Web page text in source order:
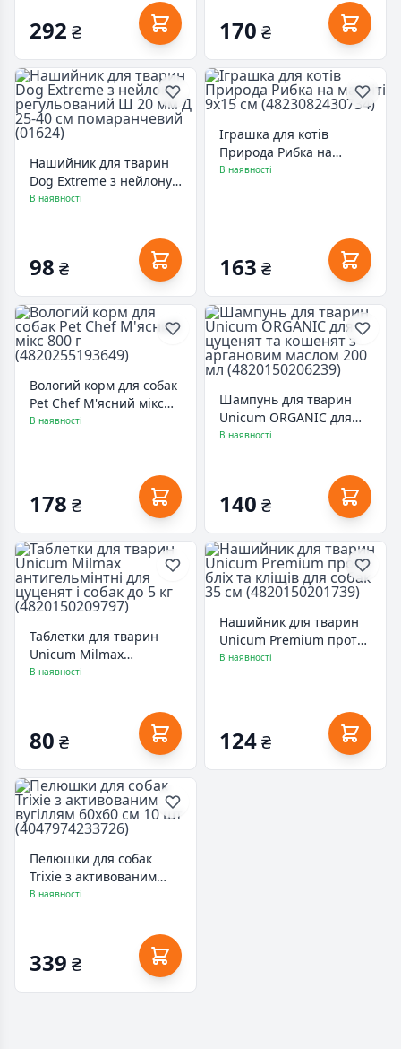
292 ₴ 170 ₴
Нашийник для тварин
Dog Extreme з нейлону
регульований Ш 20 мм
помаранчевий (01624)
В наявності
98 ₴
Іграшка для котів
Природа Рибка на
магніті 9х15 см
В наявності
163 ₴
Вологий корм для собак
Pet Chef М'ясний мікс
800 г (4820255193649)
В наявності
178 ₴
Шампунь для тварин
Unicum ORGANIC для
цуценят та кошенят з
В наявності
140 ₴
Таблетки для тварин
Unicum Milmax
антигельмінтні для
В наявності
80 ₴
Нашийник для тварин
Unicum Premium проти
бліх та кліщів для собак
В наявності
124₴
Пелюшки для собак
Trixie з активованим
вугіллям 60х60 см 10 шт
В наявності
339 ₴